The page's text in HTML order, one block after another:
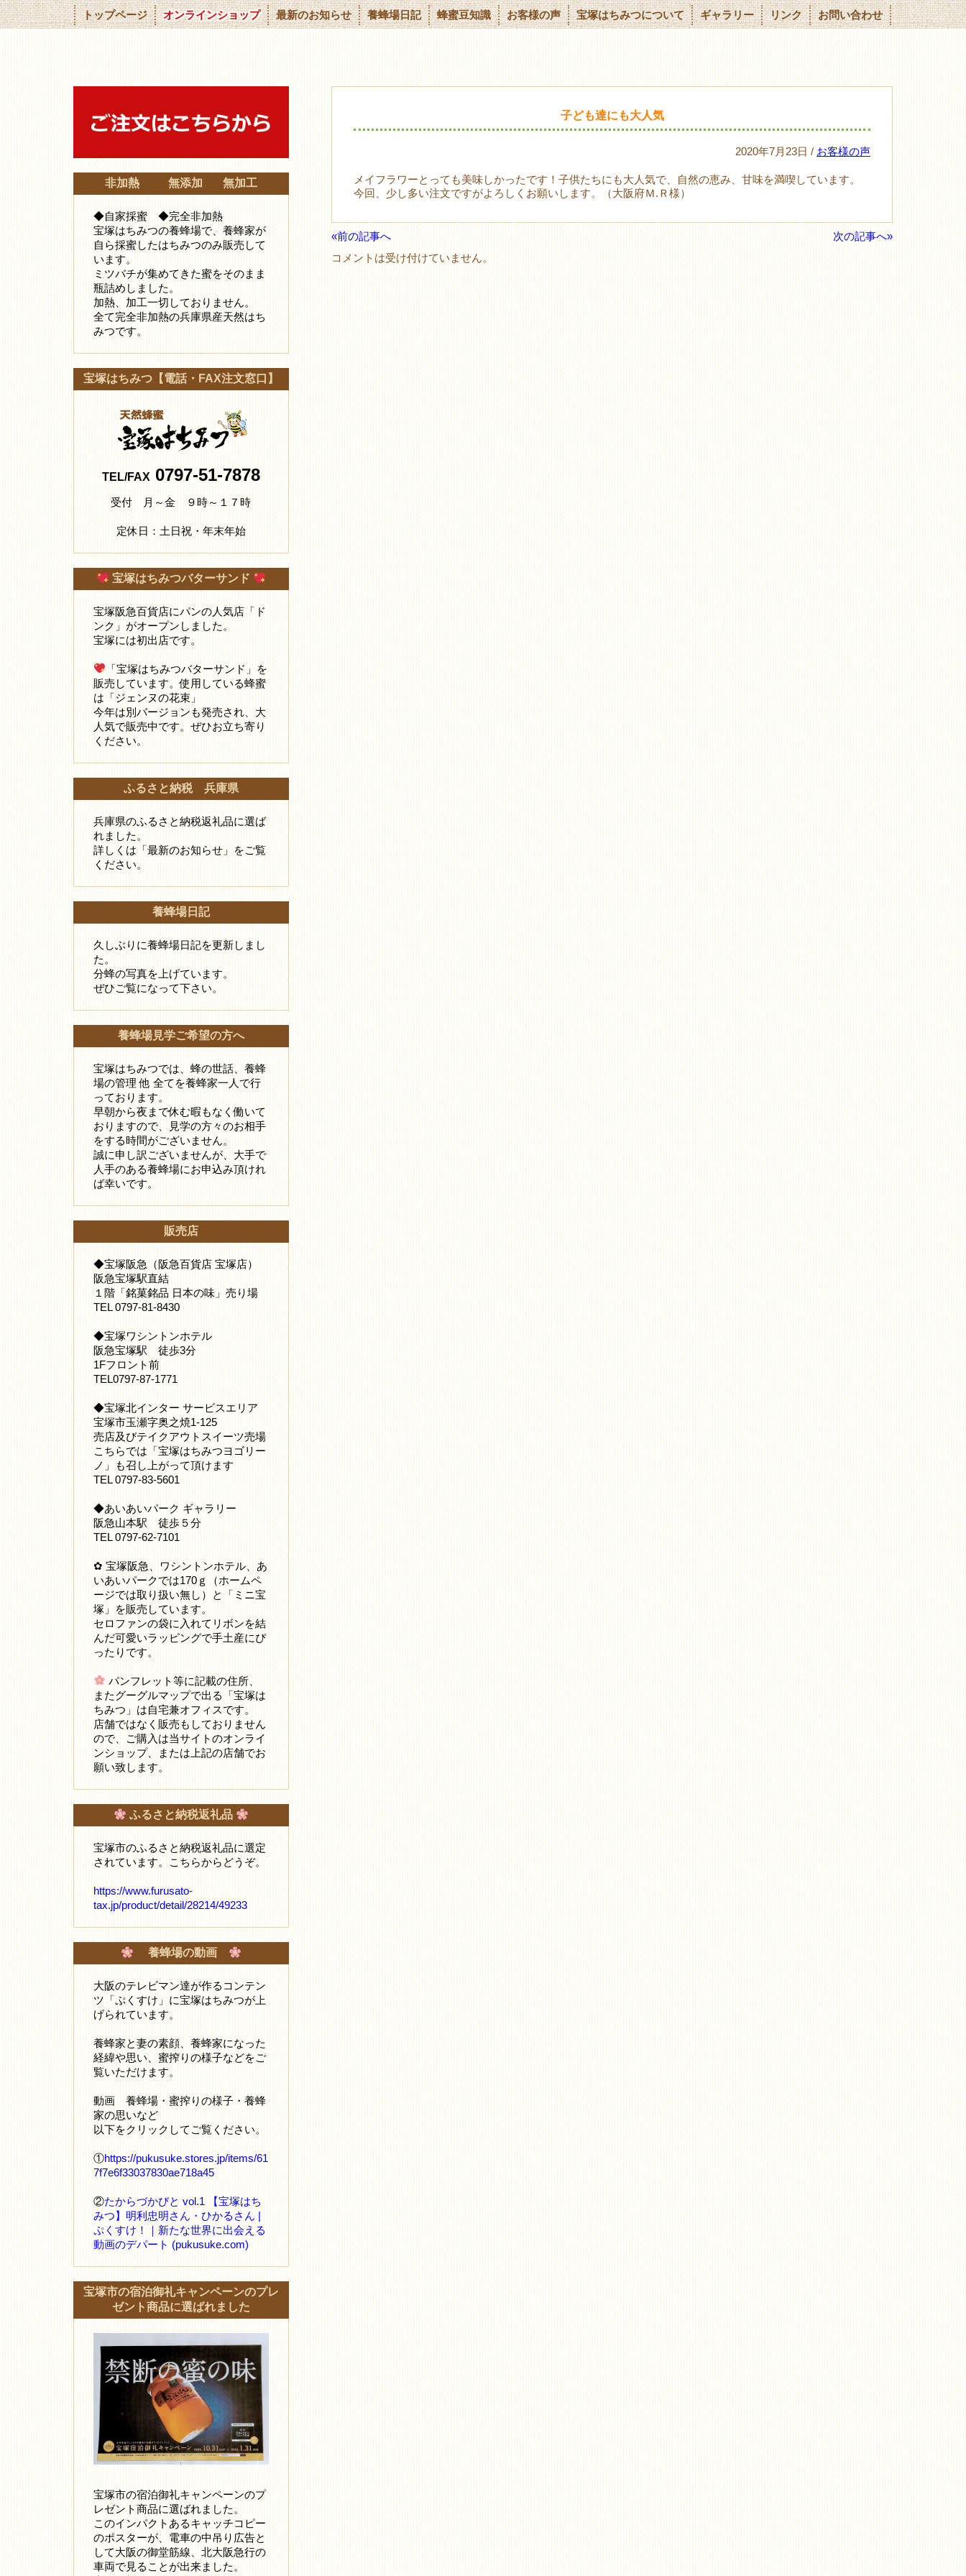
トップページ オンラインショップ 最新のお知らせ 養蜂場日記 蜂蜜豆知識 お客様の声 宝塚はちみつについて ギャラリー リンク お問い合わせ
子ども達にも大人気
2020年7月23日 / お客様の声
メイフラワーとっても美味しかったです！子供たちにも大人気で、自然の恵み、甘味を満喫しています。
今回、少し多い注文ですがよろしくお願いします。（大阪府Ｍ.Ｒ様）
«前の記事へ
次の記事へ»
コメントは受け付けていません。
非加熱 無添加 無加工
◆自家採蜜 ◆完全非加熱
宝塚はちみつの養蜂場で、養蜂家が
自ら採蜜したはちみつのみ販売して
います。
ミツバチが集めてきた蜜をそのまま
瓶詰めしました。
加熱、加工一切しておりません。
全て完全非加熱の兵庫県産天然はち
みつです。
宝塚はちみつ【電話・FAX注文窓口】
TEL/FAX0797-51-7878
受付 月～金 ９時～１７時
定休日：土日祝・年末年始
宝塚はちみつバターサンド
宝塚阪急百貨店にパンの人気店「ド
ンク」がオープンしました。
宝塚には初出店です。
「宝塚はちみつバターサンド」を
販売しています。使用している蜂蜜
は「ジェンヌの花束」
今年は別バージョンも発売され、大
人気で販売中です。ぜひお立ち寄り
ください。
ふるさと納税 兵庫県
兵庫県のふるさと納税返礼品に選ば
れました。
詳しくは「最新のお知らせ」をご覧
ください。
養蜂場日記
久しぶりに養蜂場日記を更新しまし
た。
分蜂の写真を上げています。
ぜひご覧になって下さい。
養蜂場見学ご希望の方へ
宝塚はちみつでは、蜂の世話、養蜂
場の管理 他 全てを養蜂家一人で行
っております。
早朝から夜まで休む暇もなく働いて
おりますので、見学の方々のお相手
をする時間がございません。
誠に申し訳ございませんが、大手で
人手のある養蜂場にお申込み頂けれ
ば幸いです。
販売店
◆宝塚阪急（阪急百貨店 宝塚店）
阪急宝塚駅直結
１階「銘菓銘品 日本の味」売り場
TEL 0797-81-8430
◆宝塚ワシントンホテル
阪急宝塚駅 徒歩3分
1Fフロント前
TEL0797-87-1771
◆宝塚北インター サービスエリア
宝塚市玉瀬字奥之焼1-125
売店及びテイクアウトスイーツ売場
こちらでは「宝塚はちみつヨゴリー
ノ」も召し上がって頂けます
TEL 0797-83-5601
◆あいあいパーク ギャラリー
阪急山本駅 徒歩５分
TEL 0797-62-7101
✿ 宝塚阪急、ワシントンホテル、あ
いあいパークでは170ｇ（ホームペ
ージでは取り扱い無し）と「ミニ宝
塚」を販売しています。
セロファンの袋に入れてリボンを結
んだ可愛いラッピングで手土産にぴ
ったりです。
パンフレット等に記載の住所、
またグーグルマップで出る「宝塚は
ちみつ」は自宅兼オフィスです。
店舗ではなく販売もしておりません
ので、ご購入は当サイトのオンライ
ンショップ、または上記の店舗でお
願い致します。
ふるさと納税返礼品
宝塚市のふるさと納税返礼品に選定
されています。こちらからどうぞ。
https://www.furusato-
tax.jp/product/detail/28214/49233
養蜂場の動画
大阪のテレビマン達が作るコンテン
ツ「ぷくすけ」に宝塚はちみつが上
げられています。
養蜂家と妻の素顔、養蜂家になった
経緯や思い、蜜搾りの様子などをご
覧いただけます。
動画 養蜂場・蜜搾りの様子・養蜂
家の思いなど
以下をクリックしてご覧ください。
①https://pukusuke.stores.jp/items/61
7f7e6f33037830ae718a45
②たからづかびと vol.1 【宝塚はち
みつ】明利忠明さん・ひかるさん |
ぷくすけ！｜新たな世界に出会える
動画のデパート (pukusuke.com)
宝塚市の宿泊御礼キャンペーンのプレ
ゼント商品に選ばれました
宝塚市の宿泊御礼キャンペーンのプ
レゼント商品に選ばれました。
このインパクトあるキャッチコピー
のポスターが、電車の中吊り広告と
して大阪の御堂筋線、北大阪急行の
車両で見ることが出来ました。